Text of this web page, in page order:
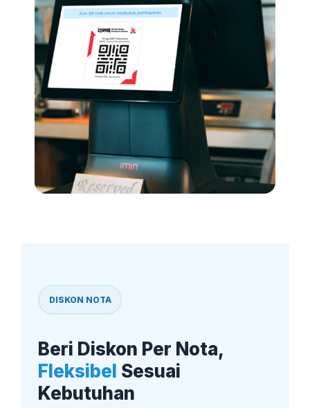
DISKON NOTA
Beri Diskon Per Nota,
Fleksibel Sesuai
Kebutuhan